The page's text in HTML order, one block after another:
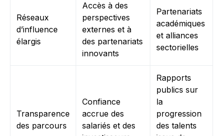
Réseaux
d’influence
élargis
Accès à des
perspectives
externes et à
des partenariats
innovants
Partenariats
académiques
et alliances
sectorielles
Transparence
des parcours
Confiance
accrue des
salariés et des
Rapports
publics sur
la
progression
des talents